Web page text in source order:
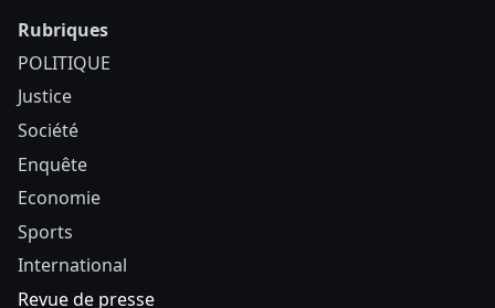
Rubriques
POLITIQUE
Justice
Société
Enquête
Economie
Sports
International
Revue de presse